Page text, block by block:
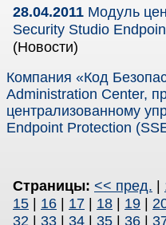
28.04.2011 Модуль
Security Studio
(Новости)
Компания «Код
Administration Center,
централизованному
Endpoint Protection
Страницы: << пред. |
15 | 16 | 17 | 18 | 19 |
32 | 33 | 34 | 35 | 36 |